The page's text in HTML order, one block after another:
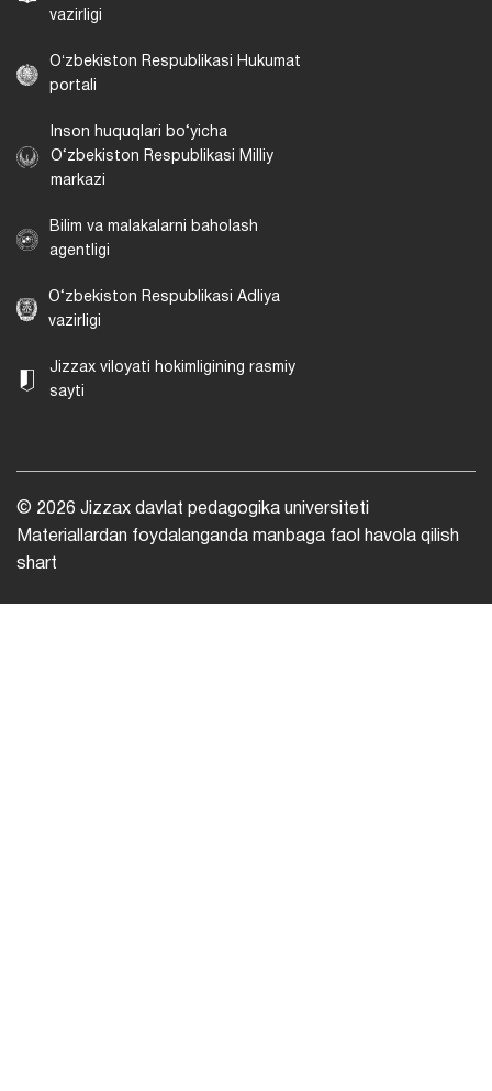
vazirligi
Oʻzbekiston Respublikasi Hukumat
portali
Inson huquqlari bo‘yicha
O‘zbekiston Respublikasi Milliy
markazi
Bilim va malakalarni baholash
agentligi
O‘zbekiston Respublikasi Adliya
vazirligi
Jizzax viloyati hokimligining rasmiy
sayti
© 2026 Jizzax davlat pedagogika universiteti
Materiallardan foydalanganda manbaga faol havola qilish
shart